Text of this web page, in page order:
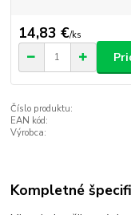
14,83 €/ks
Číslo produktu:
EAN kód:
Výrobca:
Kompletné